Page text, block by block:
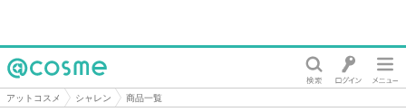
@cosme
アットコスメ シャレン
商品一覧